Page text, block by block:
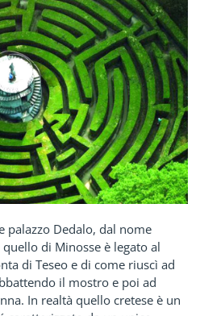
palazzo Dedalo, dal nome
di Minosse è legato al
di Teseo e di come riuscì ad
il mostro e poi ad
In realtà quello cretese è un